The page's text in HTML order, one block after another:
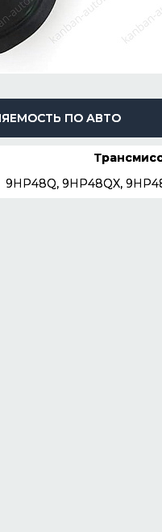
ПО АВТО
9HP48Q, 9HP48QX,